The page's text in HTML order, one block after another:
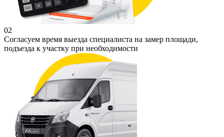
02
Согласуем время выезда специалиста на замер площади,
подъезда к участку при необходимости